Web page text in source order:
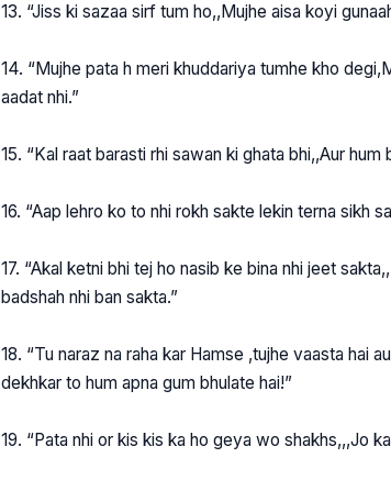
13. “Jiss ki sazaa sirf tum ho,,Mujhe aisa koyi
14. “Mujhe pata h meri khuddariya tumhe kho
aadat nhi.”
15. “Kal raat barasti rhi sawan ki ghata bhi,,Aur
16. “Aap lehro ko to nhi rokh sakte lekin terna sikh
17. “Akal ketni bhi tej ho nasib ke bina nhi jeet
badshah nhi ban sakta.”
18. “Tu naraz na raha kar Hamse ,tujhe vaasta hai
dekhkar to hum apna gum bhulate hai!”
19. “Pata nhi or kis kis ka ho geya wo shakhs,,,Jo